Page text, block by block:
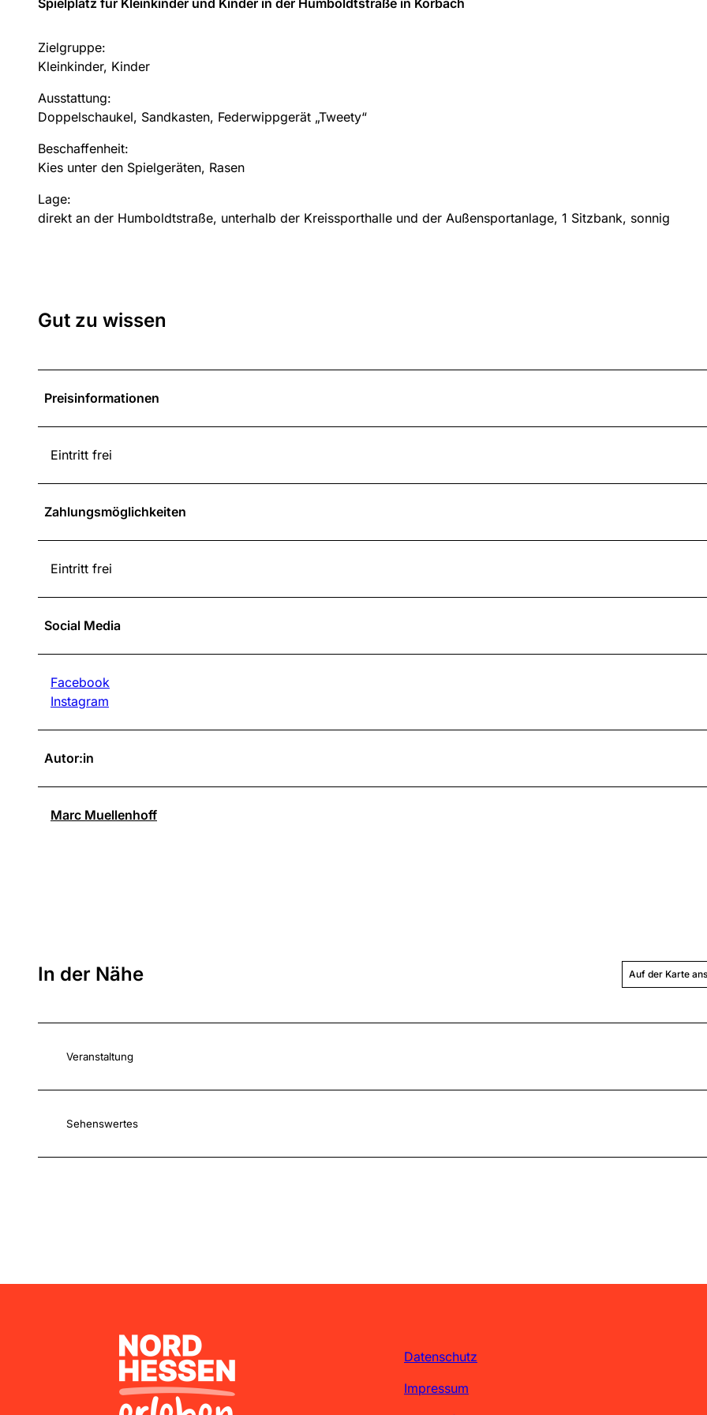
Zielgruppe:
Kleinkinder, Kinder
Ausstattung:
Doppelschaukel, Sandkasten, Federwippgerät „Tweety“
Beschaffenheit:
Kies unter den Spielgeräten, Rasen
Lage:
direkt an der Humboldtstraße, unterhalb der Kreissporthalle und der Außensportanlage, 1 Sitzbank, sonnig
Gut zu wissen
Preisinformationen
Eintritt frei
Zahlungsmöglichkeiten
Eintritt frei
Social Media
Facebook
Instagram
Autor:in
Marc Muellenhoff
In der Nähe Auf der Karte
Veranstaltung
Sehenswertes
Datenschutz
Impressum